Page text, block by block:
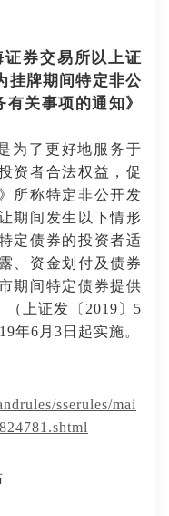
券交易所以上证
挂牌期间特定非公
关事项的通知》
为了更好地服务于
资者合法权益，促
所称特定非公开发
期间发生以下情形
定债券的投资者适
、资金划付及债券
期间特定债券提供
（上证发〔 2019〕5
年6月3日起实施。
sserules/mai